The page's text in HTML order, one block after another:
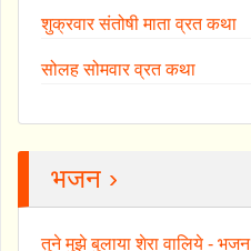
शुक्रवार संतोषी माता व्रत कथा
सोलह सोमवार व्रत कथा
भजन ›
तुने मुझे बुलाया शेरा वालिये - भजन